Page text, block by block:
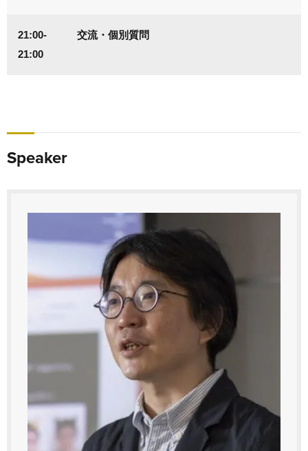
21:00-
21:00
交流・個別質問
Speaker